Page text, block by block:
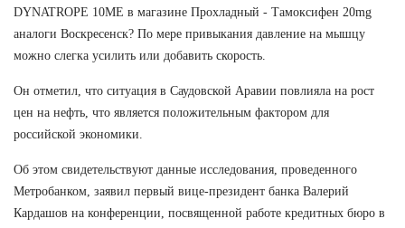
DYNATROPE 10ME в магазине Прохладный - Тамоксифен 20mg
аналоги Воскресенск? По мере привыкания давление на мышцу
можно слегка усилить или добавить скорость.
Он отметил, что ситуация в Саудовской Аравии повлияла на рост
цен на нефть, что является положительным фактором для
российской экономики.
Об этом свидетельствуют данные исследования, проведенного
Метробанком, заявил первый вице-президент банка Валерий
Кардашов на конференции, посвященной работе кредитных бюро в